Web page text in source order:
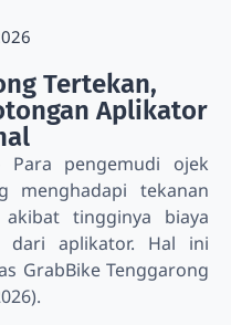
Tertekan,
Aplikator
Para pengemudi ojek
menghadapi tekanan
tingginya biaya
dari aplikator. Hal ini
GrabBike Tenggarong